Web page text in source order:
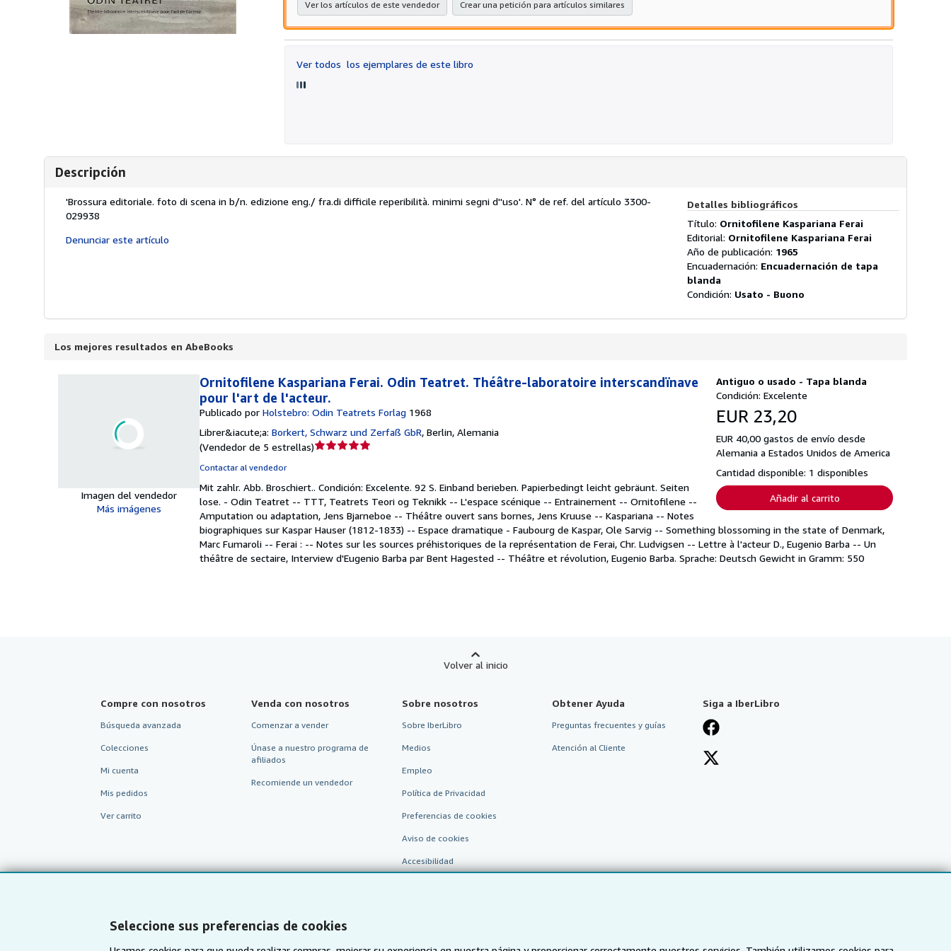
Seleccione sus preferencias de cookies
Ver los artículos de este vendedor Crear una petición para artículos similares
Ver todos los ejemplares de este libro
Descripción
Descripción:
'Brossura editoriale. foto di scena in b/n. edizione eng./ fra.di difficile reperibilità. minimi segni d''uso'. N° de ref. del artículo 3300-
029938
Denunciar este artículo
Detalles bibliográficos
Título: Ornitofilene Kaspariana Ferai
Editorial: Ornitofilene Kaspariana Ferai
Año de publicación: 1965
Encuadernación: Encuadernación de tapa
blanda
Condición: Usato - Buono
Los mejores resultados en AbeBooks
Imagen del vendedor
Más imágenes
Antiguo o usado - Tapa blanda
Condición: Excelente
EUR 23,20
EUR 40,00 gastos de envío desde
Alemania a Estados Unidos de America
Cantidad disponible: 1 disponibles
Añadir al carrito
Ornitofilene Kaspariana Ferai. Odin Teatret. Théâtre-laboratoire interscandïnave
pour l'art de l'acteur.
Publicado por Holstebro: Odin Teatrets Forlag 1968
Librer&iacute;a: Borkert, Schwarz und Zerfaß GbR, Berlin, Alemania
(Vendedor de 5 estrellas)Calificación
5
de
5
estrellas
Contactar al vendedor
Mit zahlr. Abb. Broschiert.. Condición: Excelente. 92 S. Einband berieben. Papierbedingt leicht gebräunt. Seiten
lose. - Odin Teatret -- TTT, Teatrets Teori og Teknikk -- L'espace scénique -- Entrainement -- Ornitofilene --
Amputation ou adaptation, Jens Bjarneboe -- Théâtre ouvert sans bornes, Jens Kruuse -- Kaspariana -- Notes
biographiques sur Kaspar Hauser (1812-1833) -- Espace dramatique - Faubourg de Kaspar, Ole Sarvig -- Something blossoming in the state of Denmark,
Marc Fumaroli -- Ferai : -- Notes sur les sources préhistoriques de la représentation de Ferai, Chr. Ludvigsen -- Lettre à l'acteur D., Eugenio Barba -- Un
théâtre de sectaire, Interview d'Eugenio Barba par Bent Hagested -- Théâtre et révolution, Eugenio Barba. Sprache: Deutsch Gewicht in Gramm: 550
Volver al inicio
Compre con nosotros
Búsqueda avanzada
Colecciones
Mi cuenta
Mis pedidos
Ver carrito
Venda con nosotros
Comenzar a vender
Únase a nuestro programa de
afiliados
Recomiende un vendedor
Sobre nosotros
Sobre IberLibro
Medios
Empleo
Política de Privacidad
Preferencias de cookies
Aviso de cookies
Accesibilidad
Obtener Ayuda
Preguntas frecuentes y guías
Atención al Cliente
Siga a IberLibro